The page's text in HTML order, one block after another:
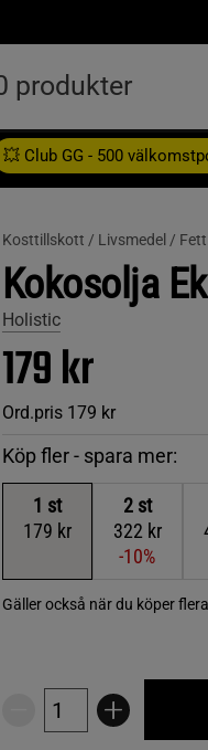
💥 Club GG - 500
Kosttillskott / Livsmedel /
Kokosolja
Holistic
179 kr
Ord.pris 179 kr
Köp fler - spara mer:
1 st
179 kr
2st
322 kr
-10%
Gäller också när du köper